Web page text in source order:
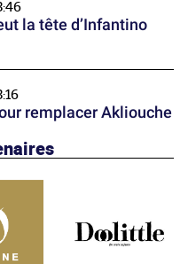
la tête d’Infantino
remplacer Akliouche